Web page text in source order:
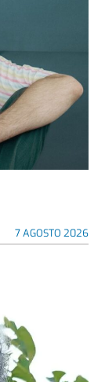
7 AGOSTO 2026